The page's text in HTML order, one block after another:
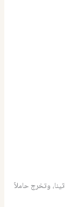
اثينا، وتخرج حاملاً